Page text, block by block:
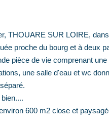
THOUARE SUR LOIRE,
proche du bourg et à deux
pièce de vie comprenant
une salle d'eau et wc
600 m2 close et